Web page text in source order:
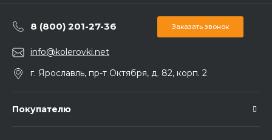
8 (800) 201-27-36 Заказать звонок
info@kolerovki.net
г. Ярославль, пр-т Октября, д. 82, корп. 2
Покупателю